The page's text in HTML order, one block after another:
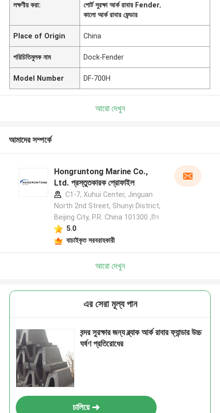
লক্ষণীয় করা:
পোর্ট সুরক্ষা আর্ক রাবার Fender,
কালো আর্ক রাবার ফেন্ডার
Place of Origin China
পরিচিতিমুলক নাম Dock-Fender
Model Number DF-700H
আরো দেখুন
আমাদের সম্পর্কে
Hongruntong Marine Co.,
Ltd. প্রস্তুতকারক প্রোফাইল
C1-7, Xuhui Center, Jinguan
North 2nd Street, Shunyi District,
Beijing City, P.R. China 101300 ,চীন
5.0
যাচাইকৃত সরবরাহকারী
আরো দেখুন
এর সেরা মূল্য পান
বন্দর সুরক্ষার জন্য ব্ল্যাক আর্ক রাবার ফ্যান্ডার উচ্চ
ঘর্ষণ প্রতিরোধের
চালিয়ে